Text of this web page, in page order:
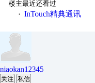
楼主最近还看过
· InTouch精典通讯
niaokan12345
关注 私信